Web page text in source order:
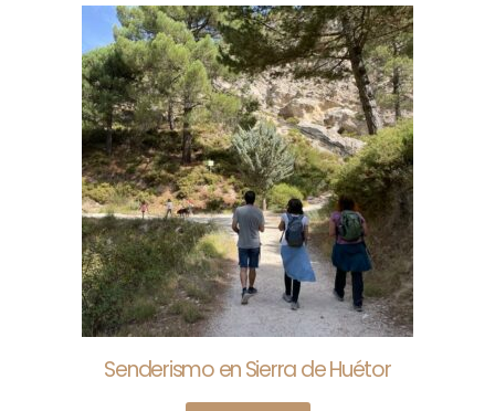
Senderismo en Sierra de Huétor